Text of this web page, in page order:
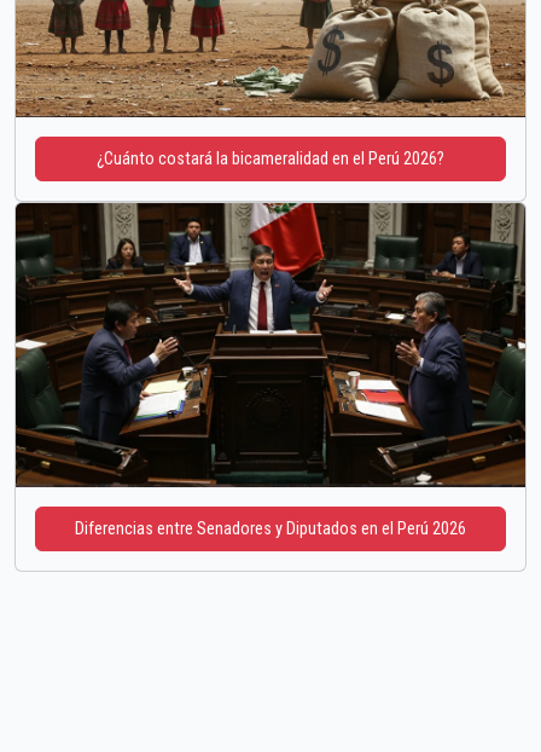
¿Cuánto costará la bicameralidad en el Perú 2026?
Diferencias entre Senadores y Diputados en el Perú 2026